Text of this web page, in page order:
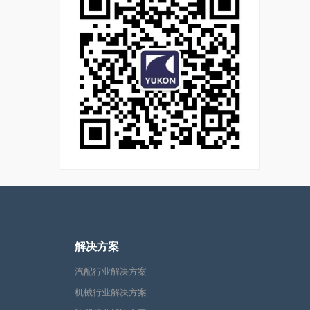
解决方案
汽配行业解决方案
机械行业解决方案